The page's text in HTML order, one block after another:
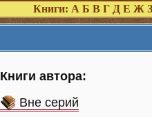
Книги: А Б В Г Д Е Ж З
Книги автора:
Вне серий